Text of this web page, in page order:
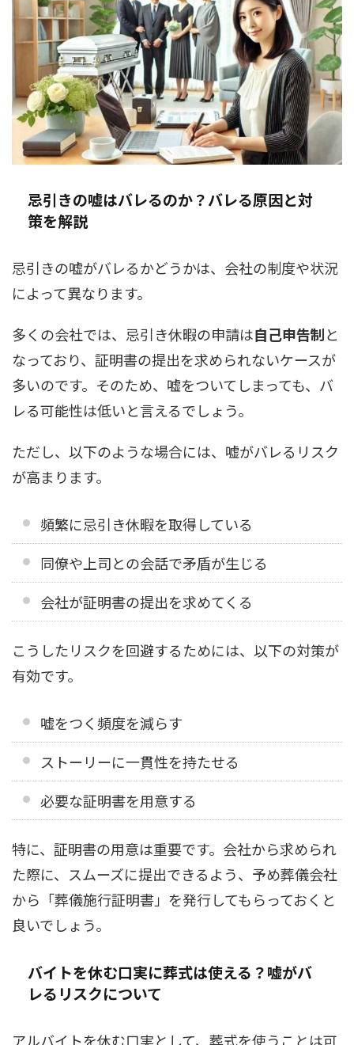
忌引きの嘘はバレるのか？バレる原因と対
策を解説
忌引きの嘘がバレるかどうかは、会社の制度や状況
によって異なります。
多くの会社では、忌引き休暇の申請は自己申告制と
なっており、証明書の提出を求められないケースが
多いのです。そのため、嘘をついてしまっても、バ
レる可能性は低いと言えるでしょう。
ただし、以下のような場合には、嘘がバレるリスク
が高まります。
頻繁に忌引き休暇を取得している
同僚や上司との会話で矛盾が生じる
会社が証明書の提出を求めてくる
こうしたリスクを回避するためには、以下の対策が
有効です。
嘘をつく頻度を減らす
ストーリーに一貫性を持たせる
必要な証明書を用意する
特に、証明書の用意は重要です。会社から求められ
た際に、スムーズに提出できるよう、予め葬儀会社
から「葬儀施行証明書」を発行してもらっておくと
良いでしょう。
バイトを休む口実に葬式は使える？嘘がバ
レるリスクについて
アルバイトを休む口実として、葬式を使うことは可